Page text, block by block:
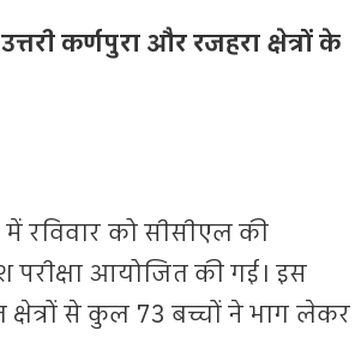
कर्णपुरा और रजहरा क्षेत्रों के
में रविवार को सीसीएल की
परीक्षा आयोजित की गई। इस
क्षेत्रों से कुल 73 बच्चों ने भाग लेकर